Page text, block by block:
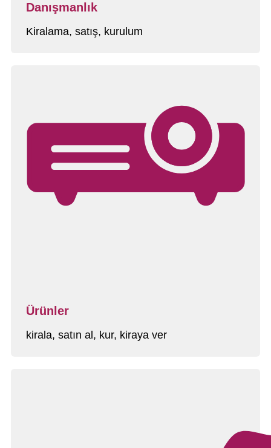
Danışmanlık
Kiralama, satış, kurulum
Ürünler
kirala, satın al, kur, kiraya ver